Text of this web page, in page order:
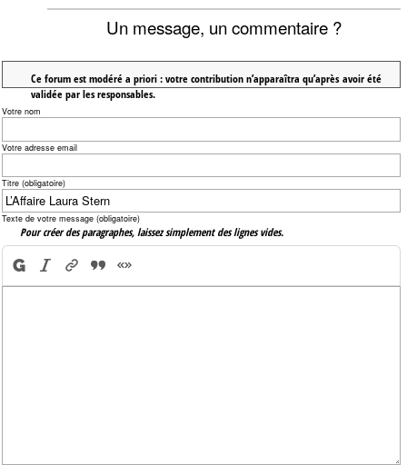
Un message, un commentaire ?
Ce forum est modéré a priori : votre contribution n’apparaîtra qu’après avoir été
validée par les responsables.
Votre nom
Votre adresse email
Titre (obligatoire)
Texte de votre message (obligatoire)
Pour créer des paragraphes, laissez simplement des lignes vides.